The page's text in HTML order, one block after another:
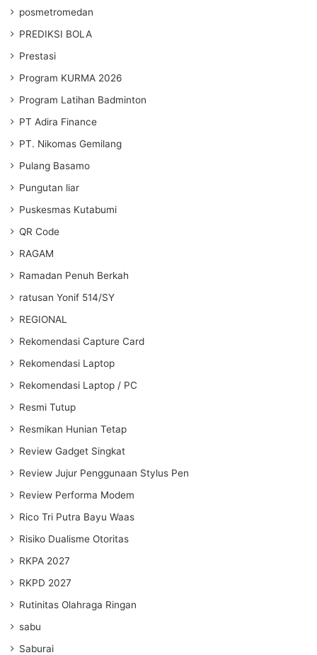
posmetromedan
PREDIKSI BOLA
Prestasi
Program KURMA 2026
Program Latihan Badminton
PT Adira Finance
PT. Nikomas Gemilang
Pulang Basamo
Pungutan liar
Puskesmas Kutabumi
QR Code
RAGAM
Ramadan Penuh Berkah
ratusan Yonif 514/SY
REGIONAL
Rekomendasi Capture Card
Rekomendasi Laptop
Rekomendasi Laptop / PC
Resmi Tutup
Resmikan Hunian Tetap
Review Gadget Singkat
Review Jujur Penggunaan Stylus Pen
Review Performa Modem
Rico Tri Putra Bayu Waas
Risiko Dualisme Otoritas
RKPA 2027
RKPD 2027
Rutinitas Olahraga Ringan
sabu
Saburai